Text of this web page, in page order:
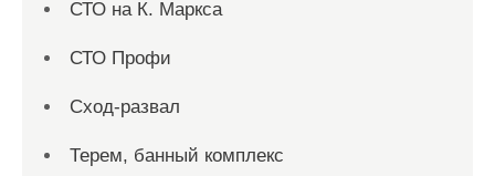
СТО на К. Маркса
СТО Профи
Сход-развал
Терем, банный комплекс